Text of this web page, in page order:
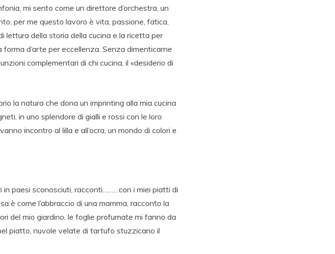
mi sento come un direttore d’orchestra, un
per me questo lavoro è vita, passione, fatica,
lettura della storia della cucina e la ricetta per
d’arte per eccellenza. Senza dimenticarne
complementari di chi cucina, il «desiderio di
la natura che dona un imprinting alla mia cucina
in uno splendore di gialli e rossi con le loro
incontro al lilla e all’ocra, un mondo di colori e
paesi sconosciuti, racconti………con i miei piatti di
è come l’abbraccio di una mamma, racconto la
del mio giardino, le foglie profumate mi fanno da
piatto, nuvole velate di tartufo stuzzicano il